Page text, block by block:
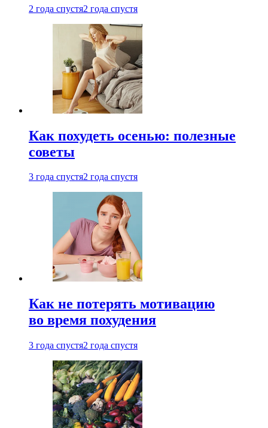
2 года спустя2 года спустя
Как похудеть осенью: полезные
советы
3 года спустя2 года спустя
Как не потерять мотивацию
во время похудения
3 года спустя2 года спустя